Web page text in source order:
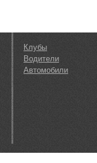
Клубы
Водители
Автомобили